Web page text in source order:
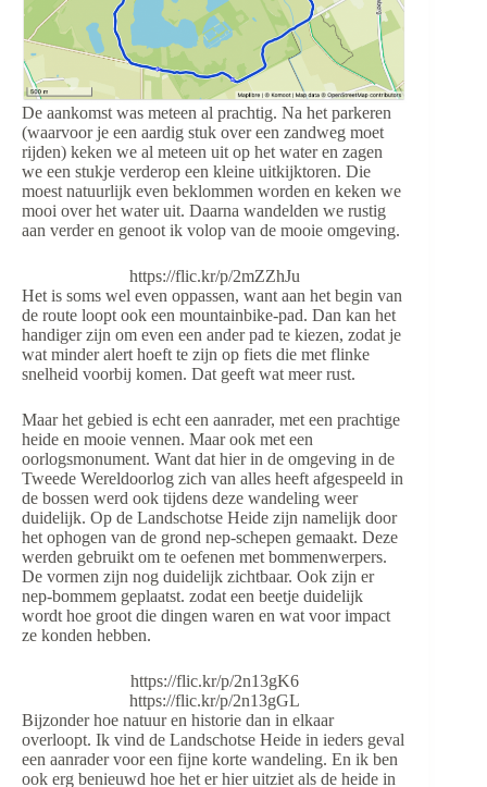
De aankomst was meteen al prachtig. Na het parkeren
(waarvoor je een aardig stuk over een zandweg moet
rijden) keken we al meteen uit op het water en zagen
we een stukje verderop een kleine uitkijktoren. Die
moest natuurlijk even beklommen worden en keken we
mooi over het water uit. Daarna wandelden we rustig
aan verder en genoot ik volop van de mooie omgeving.
https://flic.kr/p/2mZZhJu
Het is soms wel even oppassen, want aan het begin van
de route loopt ook een mountainbike-pad. Dan kan het
handiger zijn om even een ander pad te kiezen, zodat je
wat minder alert hoeft te zijn op fiets die met flinke
snelheid voorbij komen. Dat geeft wat meer rust.
Maar het gebied is echt een aanrader, met een prachtige
heide en mooie vennen. Maar ook met een
oorlogsmonument. Want dat hier in de omgeving in de
Tweede Wereldoorlog zich van alles heeft afgespeeld in
de bossen werd ook tijdens deze wandeling weer
duidelijk. Op de Landschotse Heide zijn namelijk door
het ophogen van de grond nep-schepen gemaakt. Deze
werden gebruikt om te oefenen met bommenwerpers.
De vormen zijn nog duidelijk zichtbaar. Ook zijn er
nep-bommem geplaatst. zodat een beetje duidelijk
wordt hoe groot die dingen waren en wat voor impact
ze konden hebben.
https://flic.kr/p/2n13gK6
https://flic.kr/p/2n13gGL
Bijzonder hoe natuur en historie dan in elkaar
overloopt. Ik vind de Landschotse Heide in ieders geval
een aanrader voor een fijne korte wandeling. En ik ben
ook erg benieuwd hoe het er hier uitziet als de heide in